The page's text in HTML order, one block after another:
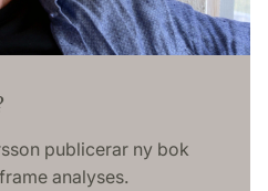
publicerar ny bok
analyses.